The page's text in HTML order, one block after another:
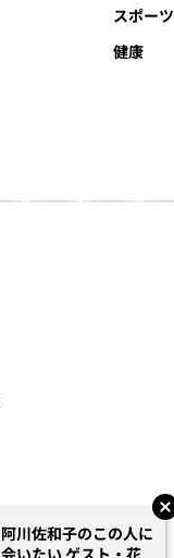
阿川佐和子のこの人に
会いたい ゲスト・花
スポーツ
健康